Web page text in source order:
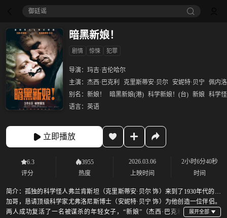
御廷谣‎
暗黑新娘！
剧情 惊悚 犯罪
导演： 玛吉·吉伦哈尔
主演： 杰西·巴克利 克里斯蒂安·贝尔 安妮特·贝宁
佩内
别名： 新娘！ 暗黑新娘(港) 科学新娘！(台) 新娘
科学
语言： 英语
立即播放
6.3
评分
3955
热度
2026.03.06
上映时间
2小时6分40秒
时间
简介： 孤独的科学怪人弗兰肯斯坦（克里斯蒂安·贝尔 饰）来到了1930年代的芝
加哥，恳请顶级科学家尤弗洛尼斯博士（安妮特·贝宁 饰）为他创造一位伴侣。
两人成功复活了一名被谋杀的年轻女子，“新娘”（杰西·巴克利